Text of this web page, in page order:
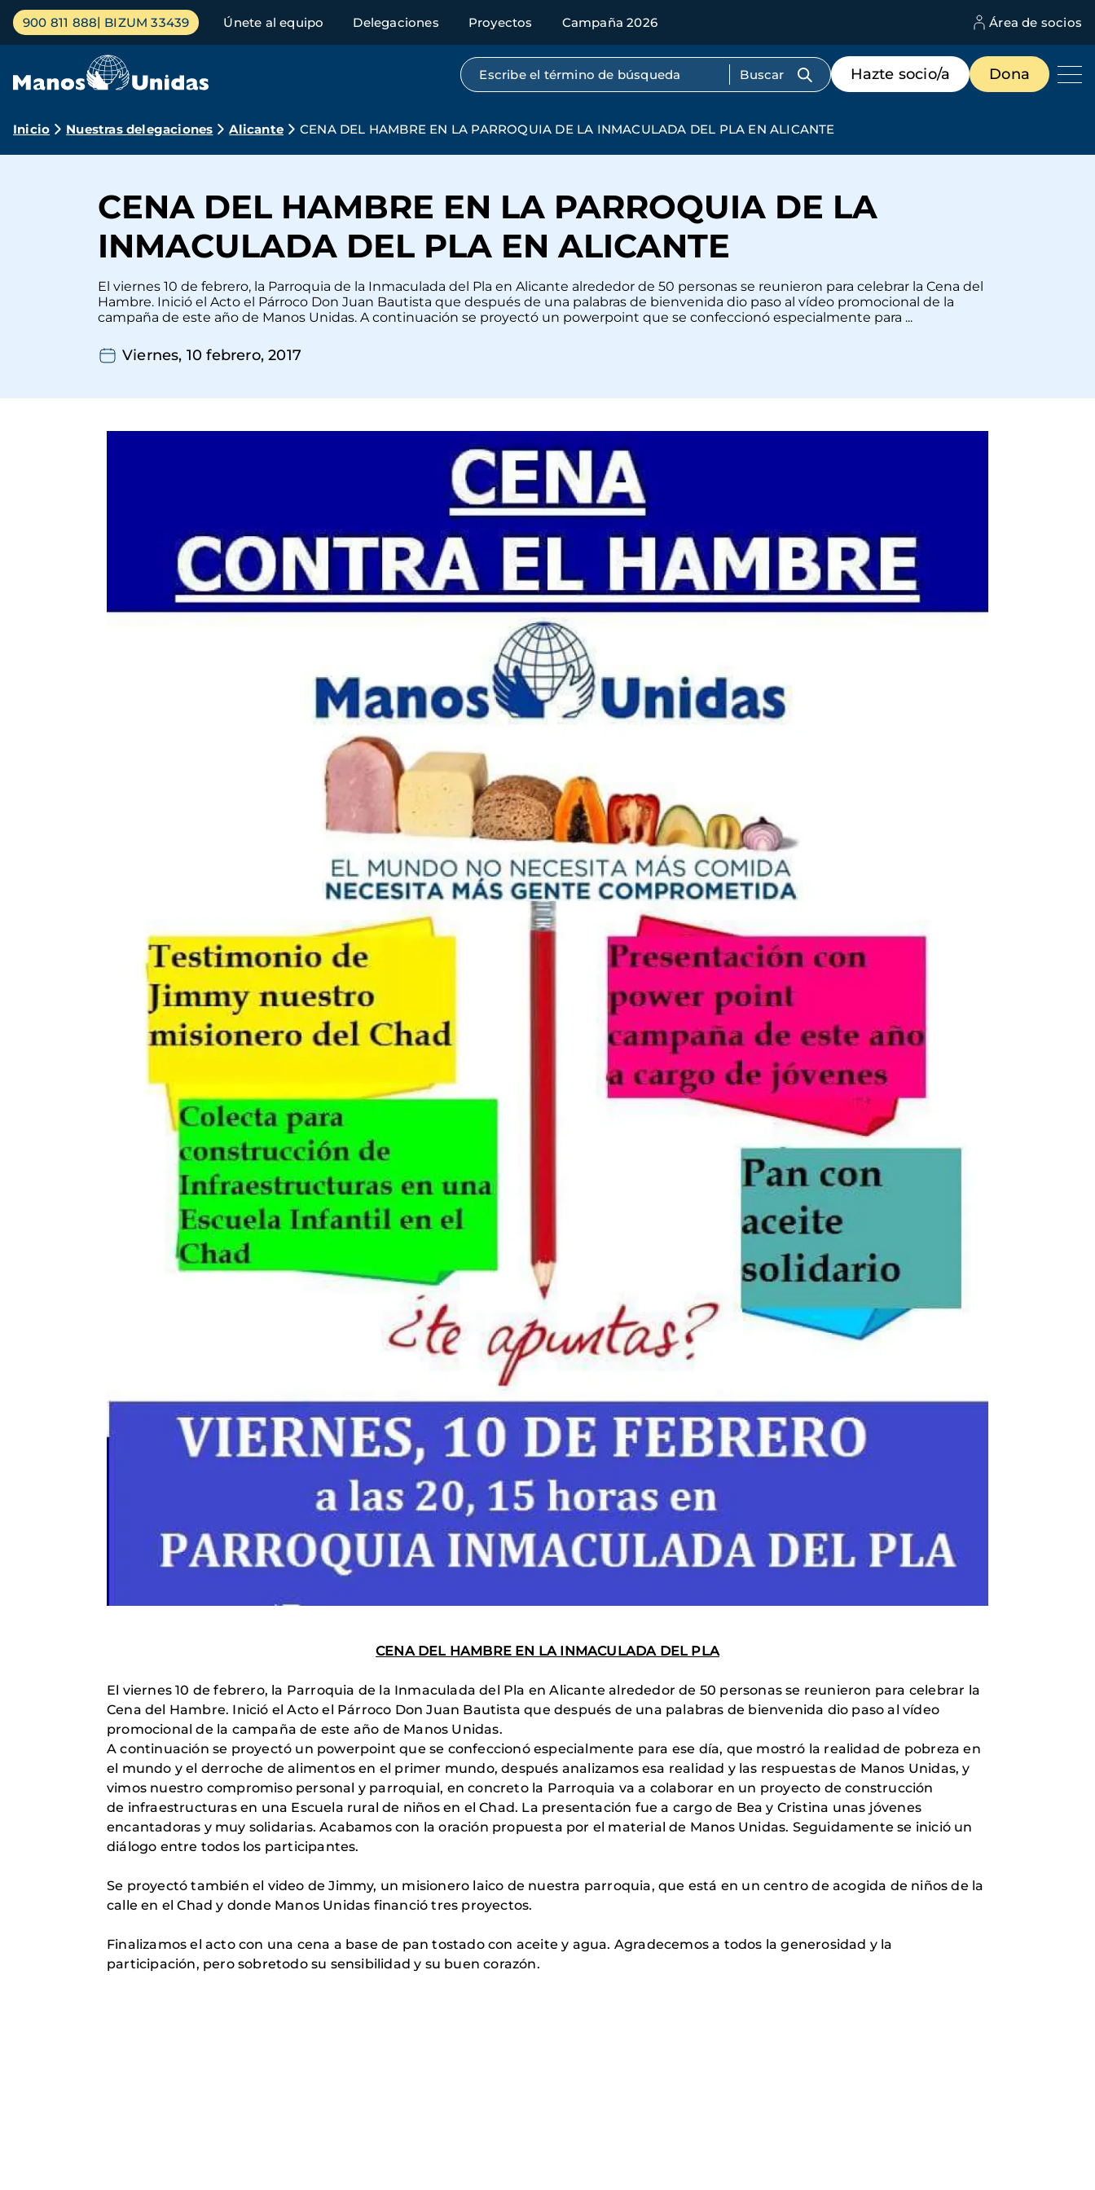
Pasar
contenido
Menú
principal
900 811 888 BIZUM 33439 Únete al equipo Delegaciones Proyectos Campaña 2026 Área de socios
Búsqueda por texto completo
Menú
de
destacados
Hazte socio/a Dona
Ruta
navegación
Inicio Nuestras delegaciones Alicante CENA DEL HAMBRE EN LA PARROQUIA DE LA INMACULADA DEL PLA EN ALICANTE
CENA DEL HAMBRE EN LA PARROQUIA DE LA
INMACULADA DEL PLA EN ALICANTE
El viernes 10 de febrero, la Parroquia de la Inmaculada del Pla en Alicante alrededor de 50 personas se reunieron para celebrar la Cena del
Hambre. Inició el Acto el Párroco Don Juan Bautista que después de una palabras de bienvenida dio paso al vídeo promocional de la
campaña de este año de Manos Unidas. A continuación se proyectó un powerpoint que se confeccionó especialmente para ...
Viernes, 10 febrero, 2017
CENA DEL HAMBRE EN LA INMACULADA DEL PLA
El viernes 10 de febrero, la Parroquia de la Inmaculada del Pla en Alicante alrededor de 50 personas se reunieron para celebrar la
Cena del Hambre. Inició el Acto el Párroco Don Juan Bautista que después de una palabras de bienvenida dio paso al vídeo
promocional de la campaña de este año de Manos Unidas.
A continuación se proyectó un powerpoint que se confeccionó especialmente para ese día, que mostró la realidad de pobreza en
el mundo y el derroche de alimentos en el primer mundo, después analizamos esa realidad y las respuestas de Manos Unidas, y
vimos nuestro compromiso personal y parroquial, en concreto la Parroquia va a colaborar en un proyecto de construcción
de infraestructuras en una Escuela rural de niños en el Chad. La presentación fue a cargo de Bea y Cristina unas jóvenes
encantadoras y muy solidarias. Acabamos con la oración propuesta por el material de Manos Unidas. Seguidamente se inició un
diálogo entre todos los participantes.
Se proyectó también el video de Jimmy, un misionero laico de nuestra parroquia, que está en un centro de acogida de niños de la
calle en el Chad y donde Manos Unidas financió tres proyectos.
Finalizamos el acto con una cena a base de pan tostado con aceite y agua. Agradecemos a todos la generosidad y la
participación, pero sobretodo su sensibilidad y su buen corazón.